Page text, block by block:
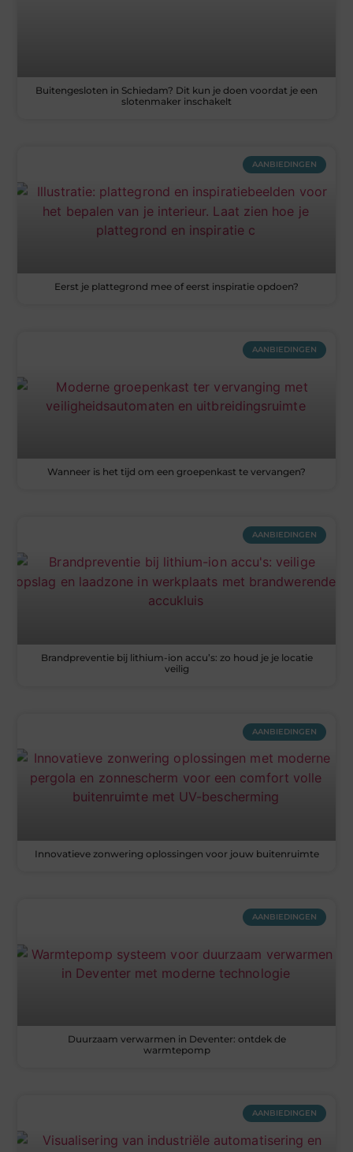
Buitengesloten in Schiedam? Dit kun je doen voordat je een
slotenmaker inschakelt
AANBIEDINGEN
Eerst je plattegrond mee of eerst inspiratie opdoen?
AANBIEDINGEN
Wanneer is het tijd om een groepenkast te vervangen?
AANBIEDINGEN
Brandpreventie bij lithium-ion accu’s: zo houd je je locatie
veilig
AANBIEDINGEN
Innovatieve zonwering oplossingen voor jouw buitenruimte
AANBIEDINGEN
Duurzaam verwarmen in Deventer: ontdek de
warmtepomp
AANBIEDINGEN